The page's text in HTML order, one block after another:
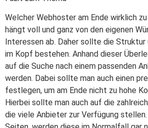
Welcher Webhoster am Ende wirklich
hängt voll und ganz von den eigenen
Interessen ab. Daher sollte die
im Kopf bestehen. Anhand dieser
auf die Suche nach einem passenden
werden. Dabei sollte man auch einen
festlegen, um am Ende nicht zu hohe
Hierbei sollte man auch auf die
die viele Anbieter zur Verfügung